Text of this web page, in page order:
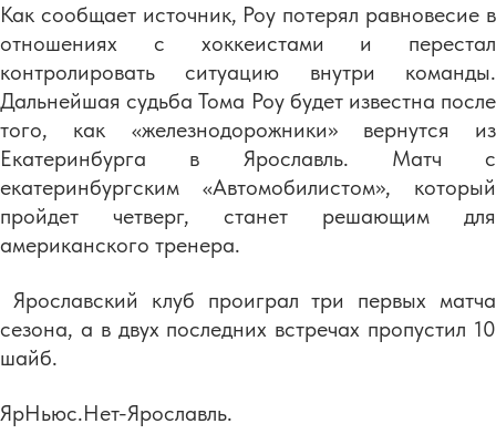
Как сообщает источник, Роу потерял равновесие в
отношениях с хоккеистами и перестал
контролировать ситуацию внутри команды.
Дальнейшая судьба Тома Роу будет известна после
того, как «железнодорожники» вернутся из
Екатеринбурга в Ярославль. Матч с
екатеринбургским «Автомобилистом», который
пройдет четверг, станет решающим для
американского тренера.
Ярославский клуб проиграл три первых матча
сезона, а в двух последних встречах пропустил 10
шайб.
ЯрНьюс.Нет-Ярославль.